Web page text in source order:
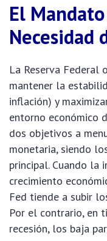
El
Necesidad
La Reserva Federal
mantener la
inflación) y
entorno económico
dos objetivos a
monetaria, siendo
principal. Cuando la
crecimiento
Fed tiende a subir
Por el contrario, en
recesión, los baja